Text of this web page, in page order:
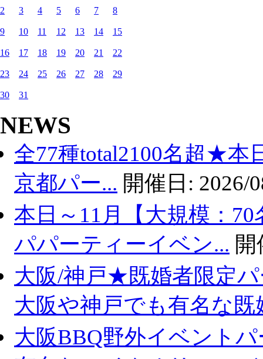
2 3 4 5 6 7 8
9 10 11 12 13 14 15
16 17 18 19 20 21 22
23 24 25 26 27 28 29
30 31
NEWS
全77種total2100名超★本
京都パー... 開催日: 2026/
本日～11月【大規模：
パパーティーイベン...
大阪/神戸★既婚者限定
大阪や神戸でも有名な既
大阪BBQ野外イベント